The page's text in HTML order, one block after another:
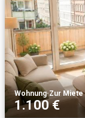
Wohnung·Zur Miete
1.100 €